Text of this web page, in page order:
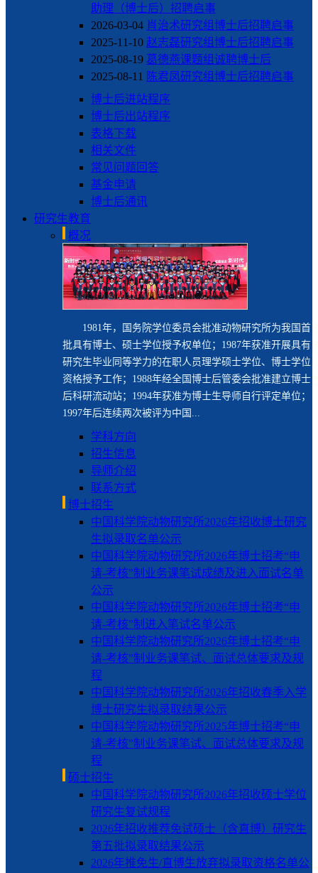
助理（博士后）招聘启事
2026-03-04 肖治术研究组博士后招聘启事
2025-11-10 赵志磊研究组博士后招聘启事
2025-08-19 葛德燕课题组诚聘博士后
2025-08-11 陈君凤研究组博士后招聘启事
博士后进站程序
博士后出站程序
表格下载
相关文件
常见问题回答
基金申请
博士后通讯
研究生教育
概况
1981年，国务院学位委员会批准动物研究所为我国首
批具有博士、硕士学位授予权单位；1987年获准开展具有
研究生毕业同等学力的在职人员理学硕士学位、博士学位
资格授予工作；1988年经全国博士后管委会批准建立博士
后科研流动站；1994年获准为博士生导师自行评定单位；
1997年后连续两次被评为中国...
学科方向
招生信息
导师介绍
联系方式
博士招生
中国科学院动物研究所2026年招收博士研究
生拟录取名单公示
中国科学院动物研究所2026年博士招考“申
请-考核”制业务课笔试成绩及进入面试名单
公示
中国科学院动物研究所2026年博士招考“申
请-考核”制进入笔试名单公示
中国科学院动物研究所2026年博士招考“申
请-考核”制业务课笔试、面试总体要求及规
程
中国科学院动物研究所2026年招收春季入学
博士研究生拟录取结果公示
中国科学院动物研究所2025年博士招考“申
请-考核”制业务课笔试、面试总体要求及规
程
硕士招生
中国科学院动物研究所2026年招收硕士学位
研究生复试规程
2026年招收推荐免试硕士（含直博）研究生
第五批拟录取结果公示
2026年推免生/直博生放弃拟录取资格名单公